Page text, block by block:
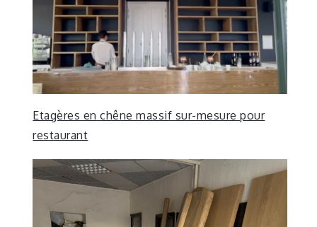
Etagères en chêne massif sur-mesure pour
restaurant